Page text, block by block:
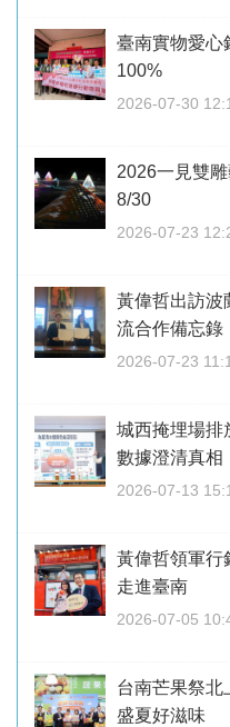
臺南實物愛
100%
2026-07-30
2026一見雙
8/30
2026-07-23
黃偉哲出訪
流合作備忘錄
2026-07-23
城西掩埋場
數據澄清真
2026-07-13
黃偉哲領軍
走進臺南
2026-07-05
台南芒果祭
盛夏好滋味